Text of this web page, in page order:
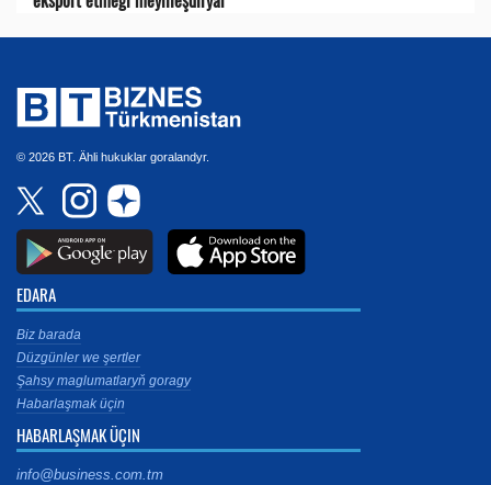
© 2026 BT. Ähli hukuklar goralandyr.
EDARA
Biz barada
Düzgünler we şertler
Şahsy maglumatlaryň goragy
Habarlaşmak üçin
HABARLAŞMAK ÜÇIN
info@business.com.tm